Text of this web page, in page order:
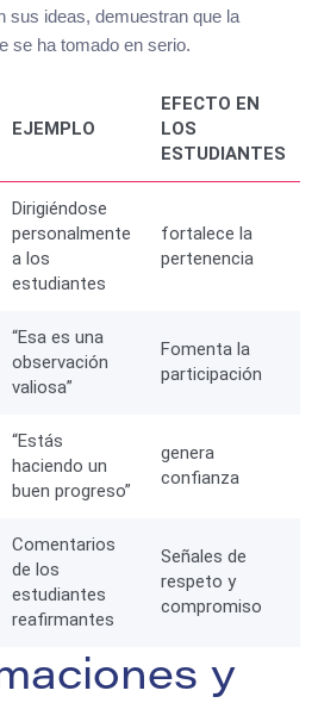
sus ideas, demuestran que la
se ha tomado en serio.
EJEMPLO
EFECTO EN
LOS
ESTUDIANTES
Dirigiéndose
personalmente
a los
estudiantes
fortalece la
pertenencia
“Esa es una
observación
valiosa”
Fomenta la
participación
“Estás
haciendo un
buen progreso”
genera
confianza
Comentarios
de los
estudiantes
reafirmantes
Señales de
respeto y
compromiso
y